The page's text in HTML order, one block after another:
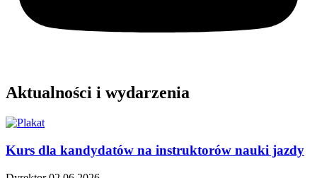
Aktualności i wydarzenia
Kurs dla kandydatów na instruktorów nauki jazdy